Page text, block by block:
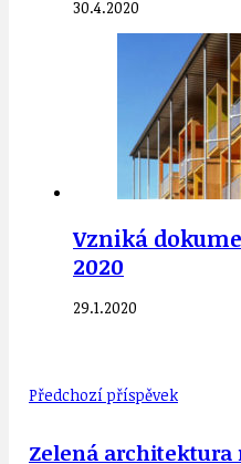
30.4.2020
Vzniká
2020
29.1.2020
Předchozí příspěvek
Zelená